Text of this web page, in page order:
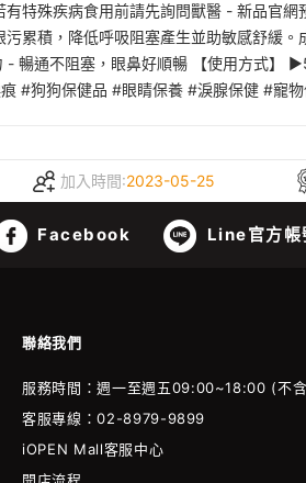
特殊疾病食用前請先詢問獸醫 - 新品官
累積，降低呼吸阻塞產生並助敏感舒緩
暢通不阻塞，眼鼻好順暢 【使用方式
#狗狗保健品 #眼睛保養 #淚腺保健 #寵
加入時間:2023-05-25
Facebook Line官方帳
聯絡我們
服務時間：週一至週五09:00~18:00 (不
客服專線：02-8979-9899
iOPEN Mall客服中心